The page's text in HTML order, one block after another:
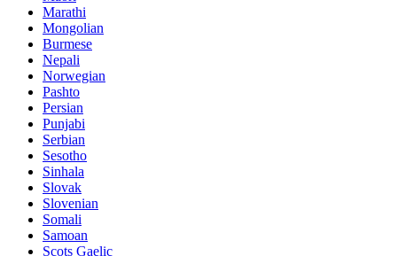
Marathi
Mongolian
Burmese
Nepali
Norwegian
Pashto
Persian
Punjabi
Serbian
Sesotho
Sinhala
Slovak
Slovenian
Somali
Samoan
Scots Gaelic